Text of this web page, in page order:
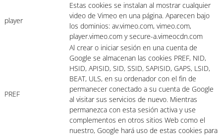
player
Estas cookies se instalan al mostrar cualquier
video de Vimeo en una página. Aparecen bajo
los dominios: av.vimeo.com, vimeo.com,
player.vimeo.com y secure-a.vimeocdn.com
PREF
Al crear o iniciar sesión en una cuenta de
Google se almacenan las cookies PREF, NID,
HSID, APISID, SID, SSID, SAPISID, GAPS, LSID,
BEAT, ULS, en su ordenador con el fin de
permanecer conectado a su cuenta de Google
al visitar sus servicios de nuevo. Mientras
permanezca con esta sesión activa y use
complementos en otros sitios Web como el
nuestro, Google hará uso de estas cookies para